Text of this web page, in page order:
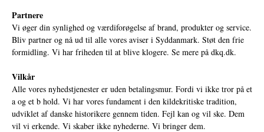
Partnere
Vi øger din synlighed og værdiforøgelse af brand, produkter og service.
Bliv partner og nå ud til alle vores aviser i Syddanmark. Støt den frie
formidling. Vi har friheden til at blive klogere. Se mere på dkq.dk.
Vilkår
Alle vores nyhedstjenester er uden betalingsmur. Fordi vi ikke tror på et
a og et b hold. Vi har vores fundament i den kildekritiske tradition,
udviklet af danske historikere gennem tiden. Fejl kan og vil ske. Dem
vil vi erkende. Vi skaber ikke nyhederne. Vi bringer dem.